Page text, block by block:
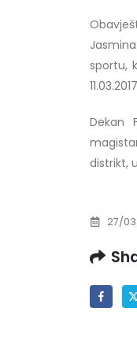
sportu,
Dekan
distrikt,
27/
godine
30/07/2026
30/07/
29/07/
Prof. dr
29/07/2026